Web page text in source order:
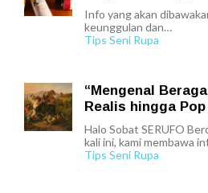
Info yang akan
keunggulan dan…
Tips Seni Rupa
“Mengenal
Realis hingga Pop
Halo Sobat SERUFO
kali ini, kami membawa
Tips Seni Rupa